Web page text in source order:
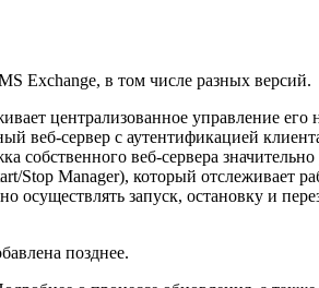
Exchange, в том числе разных версий.
централизованное управление его
веб-сервер с аутентификацией
веб-сервера
Stop Manager), который отслеживает
осуществлять запуск, остановку и
позднее.